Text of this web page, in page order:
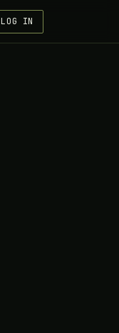
LOG IN